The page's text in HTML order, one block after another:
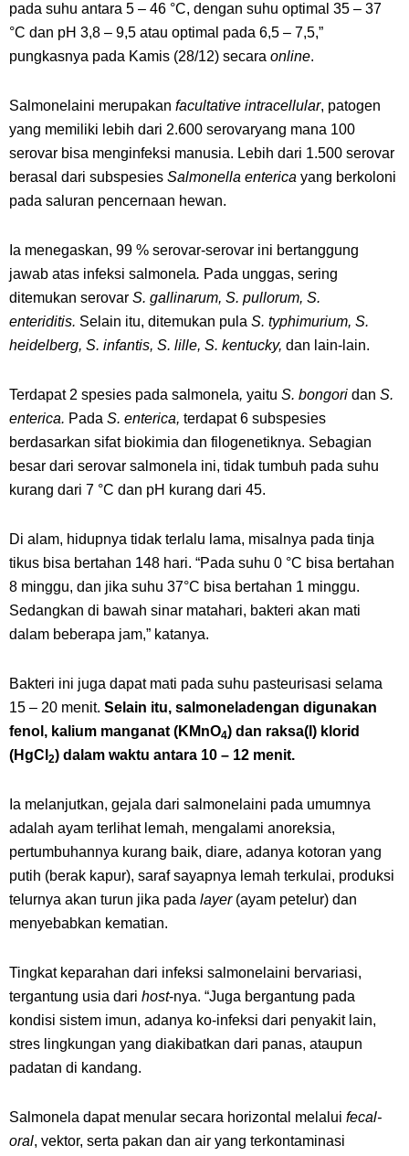
pada suhu antara 5 – 46 °C, dengan suhu optimal 35 – 37
°C dan pH 3,8 – 9,5 atau optimal pada 6,5 – 7,5,”
pungkasnya pada Kamis (28/12) secara online.
Salmonelaini merupakan facultative intracellular, patogen
yang memiliki lebih dari 2.600 serovaryang mana 100
serovar bisa menginfeksi manusia. Lebih dari 1.500 serovar
berasal dari subspesies Salmonella enterica yang berkoloni
pada saluran pencernaan hewan.
Ia menegaskan, 99 % serovar-serovar ini bertanggung
jawab atas infeksi salmonela. Pada unggas, sering
ditemukan serovar S. gallinarum, S. pullorum, S.
enteriditis. Selain itu, ditemukan pula S. typhimurium, S.
heidelberg, S. infantis, S. lille, S. kentucky, dan lain-lain.
Terdapat 2 spesies pada salmonela, yaitu S. bongori dan S.
enterica. Pada S. enterica, terdapat 6 subspesies
berdasarkan sifat biokimia dan filogenetiknya. Sebagian
besar dari serovar salmonela ini, tidak tumbuh pada suhu
kurang dari 7 °C dan pH kurang dari 45.
Di alam, hidupnya tidak terlalu lama, misalnya pada tinja
tikus bisa bertahan 148 hari. “Pada suhu 0 °C bisa bertahan
8 minggu, dan jika suhu 37°C bisa bertahan 1 minggu.
Sedangkan di bawah sinar matahari, bakteri akan mati
dalam beberapa jam,” katanya.
Bakteri ini juga dapat mati pada suhu pasteurisasi selama
15 – 20 menit. Selain itu, salmoneladengan digunakan
fenol, kalium manganat (KMnO4) dan raksa(I) klorid
(HgCl 2) dalam waktu antara 10 – 12 menit.
Ia melanjutkan, gejala dari salmonelaini pada umumnya
adalah ayam terlihat lemah, mengalami anoreksia,
pertumbuhannya kurang baik, diare, adanya kotoran yang
putih (berak kapur), saraf sayapnya lemah terkulai, produksi
telurnya akan turun jika pada layer(ayam petelur) dan
menyebabkan kematian.
Tingkat keparahan dari infeksi salmonelaini bervariasi,
tergantung usia dari host-nya. “Juga bergantung pada
kondisi sistem imun, adanya ko-infeksi dari penyakit lain,
stres lingkungan yang diakibatkan dari panas, ataupun
padatan di kandang.
Salmonela dapat menular secara horizontal melalui fecal-
oral, vektor, serta pakan dan air yang terkontaminasi